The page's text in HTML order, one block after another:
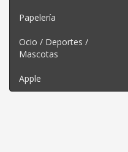
Papelería
Ocio / Deportes /
Mascotas
Apple